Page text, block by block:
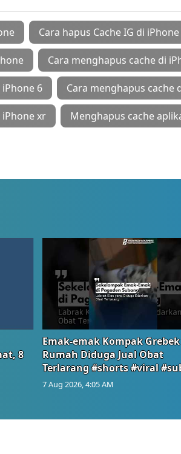
Cara hapus Cache IG di iPhone
Cara menghapus cache di
6 Cara menghapus cache
iPhone xr Menghapus cache
8
Emak-emak Kompak Grebek
Rumah Diduga Jual Obat
Terlarang #shorts #viral
7 Aug 2026, 4:05 AM